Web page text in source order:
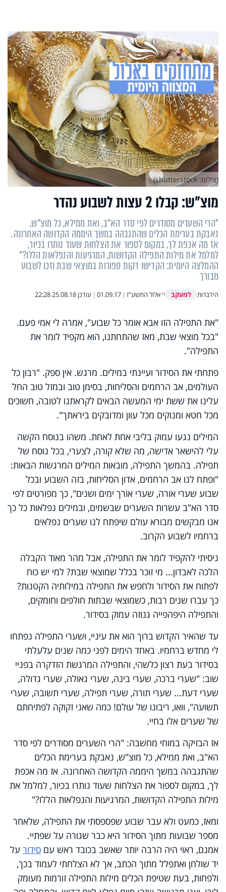
מוצ"ש: קבלו 2 עצות לשבוע נהדר
"הרי השערים מסודרים לפי סדר הא"ב, ואת ממילא, כל מוצ"ש,
נאבקת בערימת הכלים שהתגבהה במשך היממה הקדושה האחרונה.
אז מה אכפת לך, במקום לספור את הצלחות שעוד נותרו בכיור,
למלמל את מילות התפילה הקדושות, המרגיעות והנפלאות הללו?"
ההמלצה היומית: הקדישו דקות ספורות במוצאי שבת וזכו לשבוע
מבורך
הידברות למעקב י' אלול התשע"ז |
01.09.17
| עודכן25.08.18 22:28
(צילום: shutterstock)
"את התפילה הזו אבא אומר כל שבוע", אמרה לי אמי פעם.
"בכל מוצאי שבת, מאז שהתחתנו, הוא מקפיד לומר את
התפילה".
פתחתי את הסידור ועיינתי במילים. מרגש. אין ספק. "רבון כל
העולמים, אב הרחמים והסליחות, בסימן טוב ובמזל טוב החל
עלינו את ששת ימי המעשה הבאים לקראתנו לטובה, חשוכים
מכל חטא ומנוקים מכל עוון ומדובקים ביראתך".
המילים נגעו עמוק בליבי אחת לאחת. משהו בנוסח הקשה
עלי להישאר אדישה, מה שלא קורה, לצערי, בכל נוסח של
תפילה. בהמשך התפילה, מובאות המילים המרגשות הבאות:
"ופתח לנו אב הרחמים, אדון הסליחות, בזה השבוע ובכל
שבוע שערי אורה, שערי אורך ימים ושנים", כך מפורטים לפי
סדר הא"ב עשרות השערים שבשמים, ובמילים נפלאות כל כך
אנו מבקשים מבורא עולם שיפתח לנו שערים נפלאים
ברחמיו לשבוע הקרוב.
ניסיתי להקפיד לומר את התפילה, אבל מהר מאוד הקבלה
הלכה לאבדון... מי זוכר בכלל שמוצאי שבת? למי יש כוח
לפתוח את הסידור ולחפש את התפילה במילותיה הקטנות?
כך עברו שנים רבות, כשמוצאי שבתות חולפים וחומקים,
והתפילה היפהפייה גנוזה עמוק בסידור.
עד שהאיר הקדוש ברוך הוא את עיניי, ושערי התפילה נפתחו
לי מחדש ברחמיו. באחד הימים לפני כמה שנים עלעלתי
בסידור בעת רצון כלשהי, והתפילה המרגשת הזדקרה בפניי
שוב: "שערי ברכה, שערי בינה, שערי גאולה, שערי גדולה,
שערי דעת... שערי תורה, שערי תפילה, שערי תשובה, שערי
תשועה", וואו, ריבונו של עולם! כמה שאני זקוקה לפתיחתם
של שערים אלו בחיי.
אז הבזיקה במוחי מחשבה: "הרי השערים מסודרים לפי סדר
הא"ב, ואת ממילא, כל מוצ"ש, נאבקת בערימת הכלים
שהתגבהה במשך היממה הקדושה האחרונה. אז מה אכפת
לך, במקום לספור את הצלחות שעוד נותרו בכיור, למלמל את
מילות התפילה הקדושות, המרגיעות והנפלאות הללו?"
ומאז, כמעט ולא עבר שבוע שפספסתי את התפילה, שלאחר
מספר שבועות מתוך הסידור היא כבר שגורה על שפתיי.
אמנם, ראוי היה הרבה יותר שאשב בכובד ראש עם סידור על
יד שולחן ואתפלל מתוך הכתב, אך לא הצלחתי לעמוד בכך,
ולפחות, בעת שטיפת הכלים מילות התפילה זורמות מעומק